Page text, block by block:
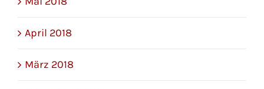
April 2018
März 2018